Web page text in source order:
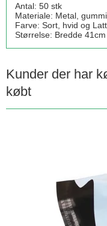
Antal: 50 stk
Materiale: Metal, gummi
Farve: Sort, hvid og
Størrelse: Bredde 41cm
Kunder der har
købt